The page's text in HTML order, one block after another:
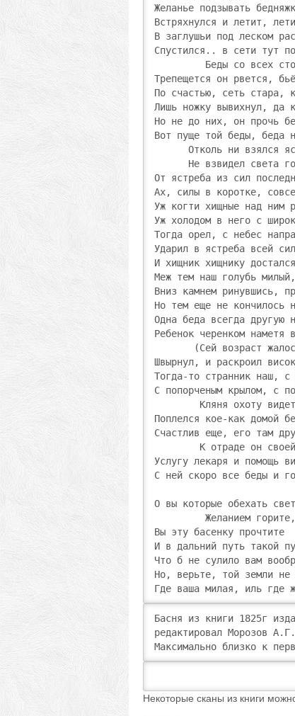
Желанье подзывать
Встряхнулся и летит,
В заглушьи под леском
Спустился.. в сети тут
Беды со всех
Трепещется он рвется,
По счастью, сеть стара,
Лишь ножку вывихнул, да
Но не до них, он прочь
Вот пуще той беды, беда
Отколь ни взялся
Не взвидел света
От ястреба из сил
Ах, силы в коротке,
Уж когти хищные над ним
Уж холодом в него с
Тогда орел, с небес
Ударил в ястреба всей
И хищник хищнику
Меж тем наш голубь милый,
Вниз камнем ринувшись,
Но тем еще не кончилось
Одна беда всегда другую
Ребенок черенком наметя
(Сей возраст
Швырнул, и раскроил
Тогда-то странник наш, с
С попорченым крылом, с
Кляня охоту
Поплелся кое-как домой
Счастлив еще, его там
К отраде он
Услугу лекаря и помощь
С ней скоро все беды и
О вы которые обехать
         Желанием горите,
Вы эту басенку прочтите
И в дальний путь такой
Что б не сулило вам
Но, верьте, той земли не
Где ваша милая, иль где
Басня из книги 1825г
редактировал Морозов А.Г.
Максимально близко к
Некоторые сканы из книги